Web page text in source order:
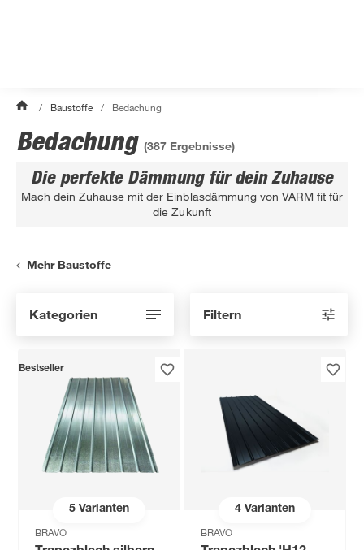
/ Baustoffe / Bedachung
Bedachung (387 Ergebnisse)
Die perfekte Dämmung für dein Zuhause
Mach dein Zuhause mit der Einblasdämmung von VARM fit für
die Zukunft
Mehr Baustoffe
Kategorien Filtern
5Varianten
Bestseller
BRAVO
4Varianten
BRAVO